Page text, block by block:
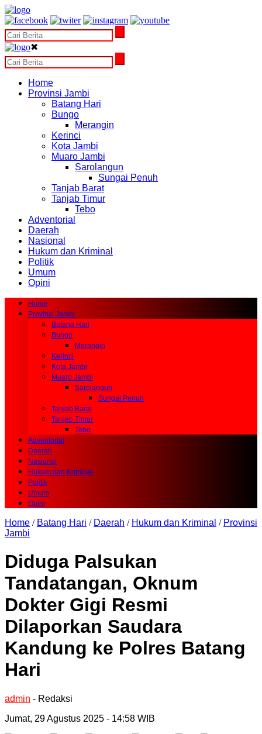
✖
Home
Provinsi Jambi
Batang Hari
Bungo
Merangin
Kerinci
Kota Jambi
Muaro Jambi
Sarolangun
Sungai Penuh
Tanjab Barat
Tanjab Timur
Tebo
Adventorial
Daerah
Nasional
Hukum dan Kriminal
Politik
Umum
Opini
Home
Provinsi Jambi
Batang Hari
Bungo
Merangin
Kerinci
Kota Jambi
Muaro Jambi
Sarolangun
Sungai Penuh
Tanjab Barat
Tanjab Timur
Tebo
Adventorial
Daerah
Nasional
Hukum dan Kriminal
Politik
Umum
Opini
Home / Batang Hari / Daerah / Hukum dan Kriminal / Provinsi
Jambi
Diduga Palsukan
Tandatangan, Oknum
Dokter Gigi Resmi
Dilaporkan Saudara
Kandung ke Polres Batang
Hari
admin - Redaksi
Jumat, 29 Agustus 2025 - 14:58 WIB